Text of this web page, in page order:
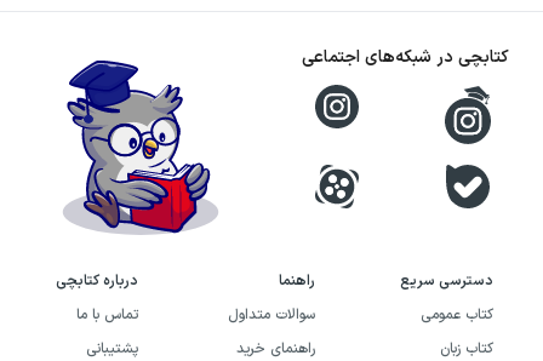
دسترسی سریع
کتاب عمومی
کتاب زبان
راهنما
سوالات متداول
راهنمای خرید
درباره کتابچی
تماس با ما
پشتیبانی
کتابچی در شبکه‌های اجتماعی